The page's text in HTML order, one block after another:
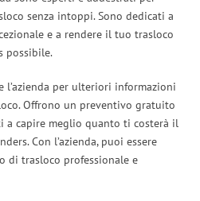
senza intoppi. Sono dedicati a
e a rendere il tuo trasloco
possibile.
l’azienda per ulteriori informazioni
Offrono un preventivo gratuito
a capire meglio quanto ti costerà il
Con l’azienda, puoi essere
di trasloco professionale e